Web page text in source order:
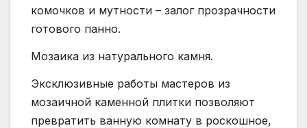
комочков и мутности – залог прозрачности
готового панно.
Мозаика из натурального камня.
Эксклюзивные работы мастеров из
мозаичной каменной плитки позволяют
превратить ванную комнату в роскошное,